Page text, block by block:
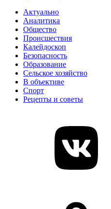
Актуально
Аналитика
Общество
Происшествия
Калейдоскоп
Безопасность
Образование
Сельское хозяйство
В объективе
Спорт
Рецепты и советы